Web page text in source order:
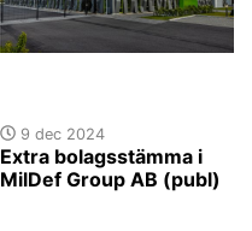
9 dec 2024
Extra bolagsstämma i
MilDef Group AB (publ)